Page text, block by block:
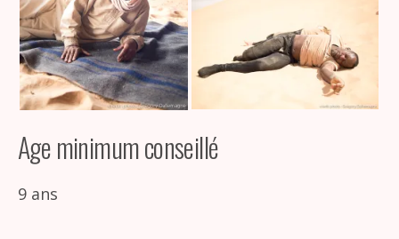
Age minimum conseillé
9 ans